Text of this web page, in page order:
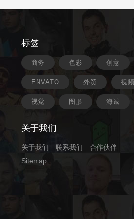
标签
商务 色彩 创意
ENVATO 外贸 视频
视觉 图形 海诚
关于我们
关于我们 联系我们
合作伙伴
Sitemap